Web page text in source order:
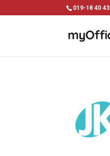
019-18 40 43